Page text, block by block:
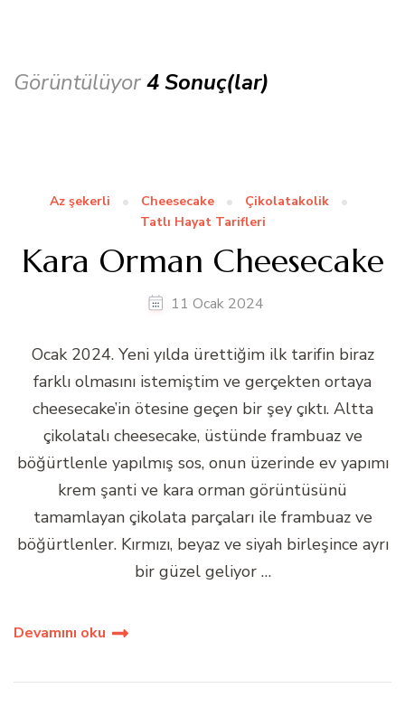
Görüntülüyor4 Sonuç(lar)
Az şekerli Cheesecake
Çikolatakolik
Tatlı Hayat Tarifleri
Kara Orman Cheesecake
11 Ocak 2024
Ocak 2024. Yeni yılda ürettiğim ilk tarifin biraz
farklı olmasını istemiştim ve gerçekten ortaya
cheesecake’in ötesine geçen bir şey çıktı. Altta
çikolatalı cheesecake, üstünde frambuaz ve
böğürtlenle yapılmış sos, onun üzerinde ev yapımı
krem şanti ve kara orman görüntüsünü
tamamlayan çikolata parçaları ile frambuaz ve
böğürtlenler. Kırmızı, beyaz ve siyah birleşince ayrı
bir güzel geliyor …
Devamını oku